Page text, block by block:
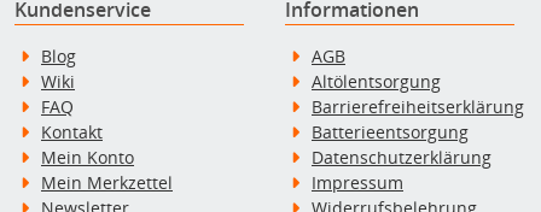
Kundenservice
Blog
Wiki
FAQ
Kontakt
Mein Konto
Mein Merkzettel
Informationen
AGB
Altölentsorgung
Barrierefreiheitserklärung
Batterieentsorgung
Datenschutzerklärung
Impressum